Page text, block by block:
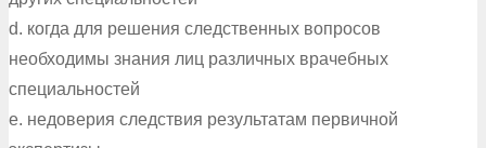
d. когда для решения следственных вопросов
необходимы знания лиц различных врачебных
специальностей
e. недоверия следствия результатам первичной